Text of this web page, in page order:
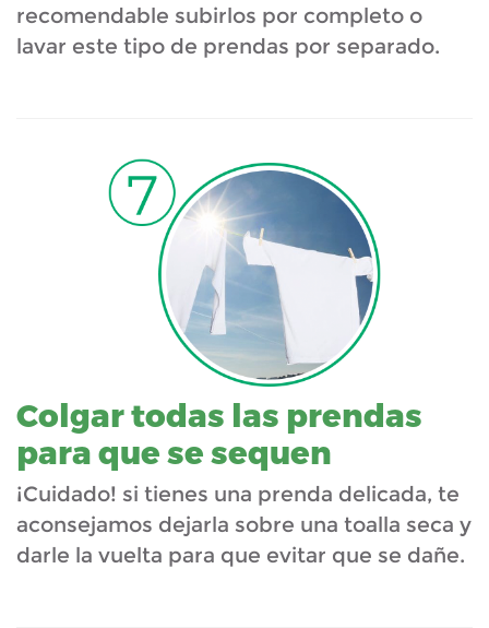
recomendable subirlos por completo o
lavar este tipo de prendas por separado.
Colgar todas las prendas
para que se sequen
¡Cuidado! si tienes una prenda delicada, te
aconsejamos dejarla sobre una toalla seca y
darle la vuelta para que evitar que se dañe.